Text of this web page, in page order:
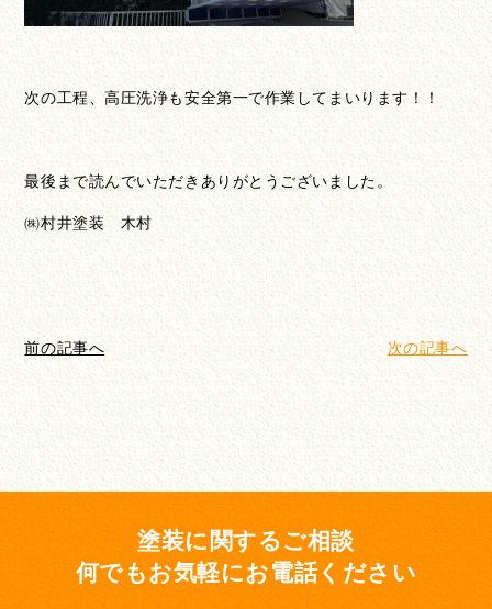
次の工程、高圧洗浄も安全第一で作業してまいります！！
最後まで読んでいただきありがとうございました。
㈱村井塗装 木村
前の記事へ 次の記事へ
塗装に関するご相談
何でもお気軽にお電話ください